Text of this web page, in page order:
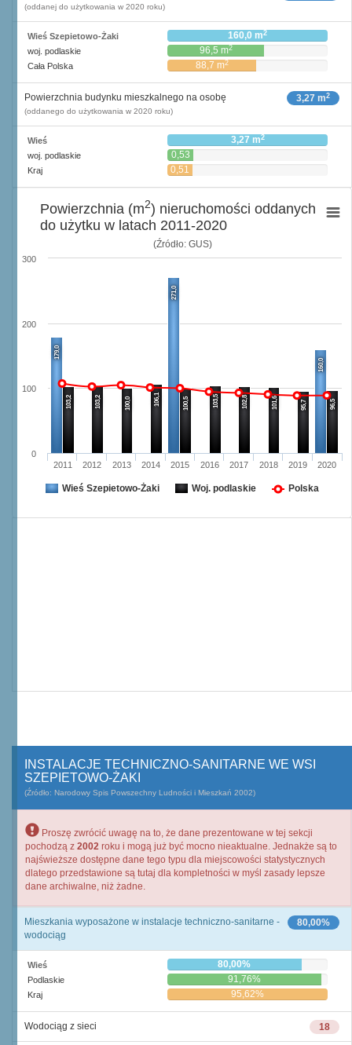
(oddanej do użytkowania w 2020 roku)
Wieś Szepietowo-Żaki 160,0 m2
woj. podlaskie 96,5 m2
Cała Polska 88,7 m2
3,27 m2
Powierzchnia budynku mieszkalnego na osobę
(oddanego do użytkowania w 2020 roku)
Wieś 3,27 m2
woj. podlaskie
0,53
m2
Kraj
0,51
(Źródło: GUS)
179,0
271,0
160,0
103,2 103,2 100,0 106,1 100,5 103,5 102,8 101,6 95,7 96,5
2011 2012 2013 2014 2015 2016 2017 2018 2019 2020
0
100
200
300
Powierzchnia (m2) nieruchomości oddanych
do użytku w latach 2011-2020
Wieś Szepietowo-Żaki Woj. podlaskie Polska
INSTALACJE TECHNICZNO-SANITARNE WE WSI
SZEPIETOWO-ŻAKI
(Źródło: Narodowy Spis Powszechny Ludności i Mieszkań 2002)
Proszę zwrócić uwagę na to, że dane prezentowane w tej sekcji
pochodzą z 2002 roku i mogą już być mocno nieaktualne. Jednakże są to
najświeższe dostępne dane tego typu dla miejscowości statystycznych
dlatego przedstawione są tutaj dla kompletności w myśl zasady lepsze
dane archiwalne, niż żadne.
80,00%
Mieszkania wyposażone w instalacje techniczno-sanitarne -
wodociąg
Wieś 80,00%
Podlaskie 91,76%
Kraj 95,62%
18
Wodociąg z sieci